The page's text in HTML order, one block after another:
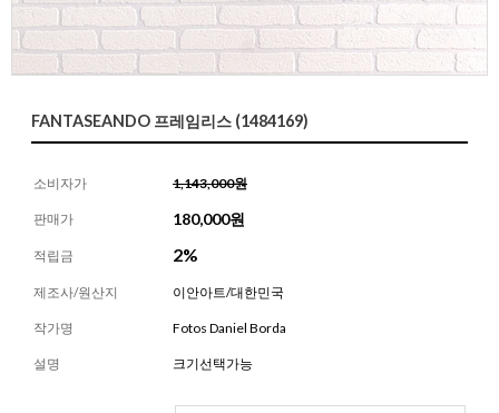
FANTASEANDO 프레임리스 (1484169)
소비자가 1,143,000원
판매가 180,000원
적립금 2%
제조사/원산지 이안아트/대한민국
작가명 Fotos Daniel Borda
설명 크기선택가능